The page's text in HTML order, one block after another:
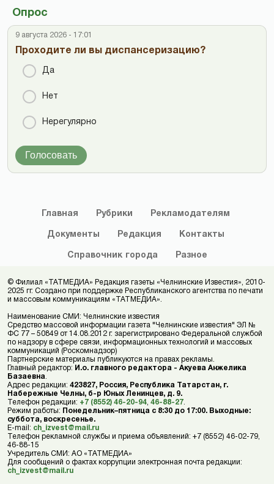
Опрос
9 августа 2026 - 17:01
Проходите ли вы диспансеризацию?
Да
Нет
Нерегулярно
Голосовать
Главная Рубрики Рекламодателям
Документы Редакция Контакты
Справочник города Разное
© Филиал «ТАТМЕДИА» Редакция газеты «Челнинские Известия», 2010-
2025 гг. Создано при поддержке Республиканского агентства по печати
и массовым коммуникациям «ТАТМЕДИА».
Наименование СМИ: Челнинские известия
Средство массовой информации газета "Челнинские известия" ЭЛ №
ФС 77 – 50849 от 14.08.2012 г. зарегистрировано Федеральной службой
по надзору в сфере связи, информационных технологий и массовых
коммуникаций (Роскомнадзор)
Партнерские материалы публикуются на правах рекламы.
Главный редактор: И.о. главного редактора - Акуева Анжелика
Базаевна
Адрес редакции: 423827, Россия, Республика Татарстан, г.
Набережные Челны, б-р Юных Ленинцев, д. 9.
Телефон редакции: +7 (8552) 46-20-94 46-88-27
Режим работы: Понедельник–пятница с 8:30 до 17:00. Выходные:
суббота, воскресенье.
E-mail: ch_izvest@mail.ru
Телефон рекламной службы и приема объявлений: +7 (8552) 46-02-79,
46-88-15
Учредитель СМИ: АО «ТАТМЕДИА»
Для сообщений о фактах коррупции электронная почта редакции:
ch_izvest@mail.ru